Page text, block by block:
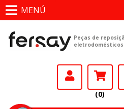
MENÚ
Peças de
(0)